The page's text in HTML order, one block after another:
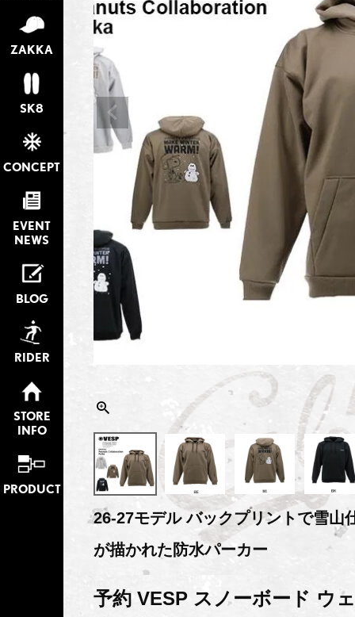
ZAKKA
SK8
CONCEPT
EVENT
NEWS
BLOG
RIDER
STORE
INFO
PRODUCT
26-27モデル バックプリントで雪山
が描かれた防水パーカー
予約 VESP スノーボード ウ